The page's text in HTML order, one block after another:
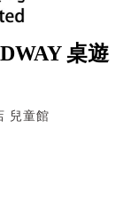
桌遊
兒童館